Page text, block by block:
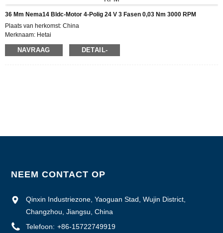
36 Mm Nema14 Bldc-Motor 4-Polig 24 V 3 Fasen 0,03 Nm 3000 RPM
Plaats van herkomst: China
Merknaam: Hetai
Certificering: CE ROHS ISO
Modelnummer: 36BL
NAVRAAG DETAIL-
NEEM CONTACT OP
Qinxin Industriezone, Yaoguan Stad, Wujin District,
Changzhou, Jiangsu, China
Telefoon: +86-15722749919